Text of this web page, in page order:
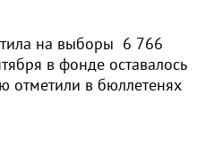
на выборы 6 766
в фонде оставалось
отметили в бюллетенях